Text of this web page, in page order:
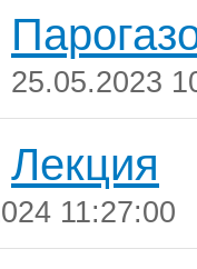
25.05.2023
Лекция
11:27:00